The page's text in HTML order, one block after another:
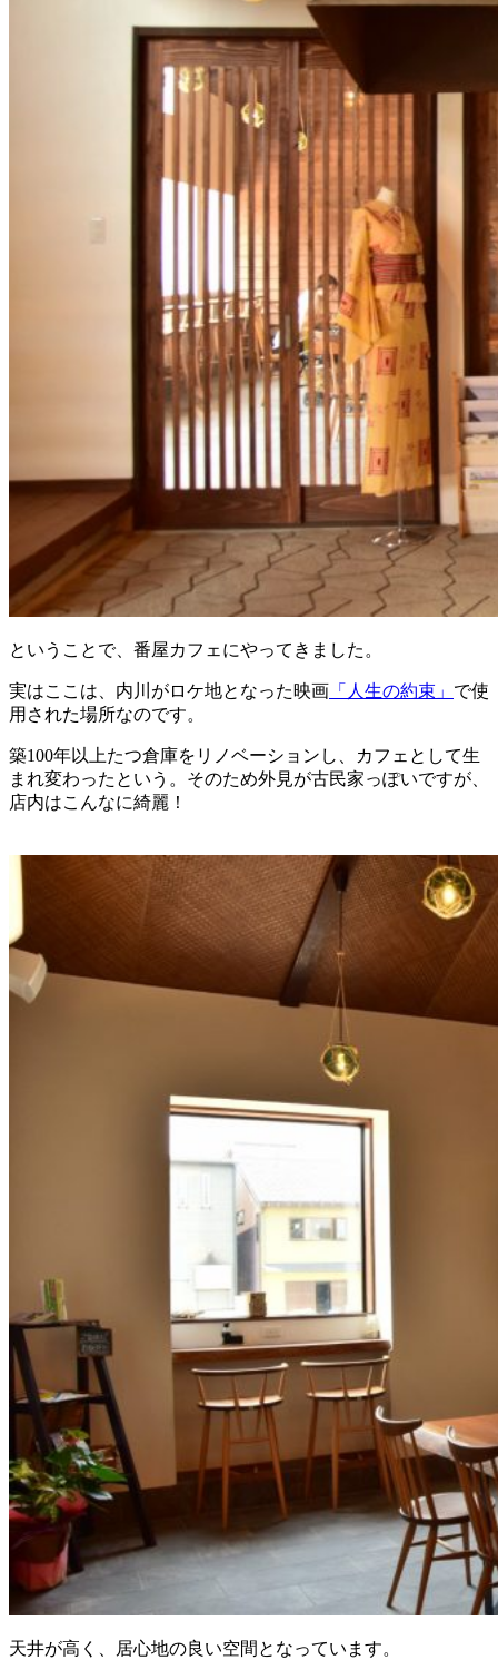
ということで、番屋カフェにやってきました。
実はここは、内川がロケ地となった映画 「人生の約束」 で使
用された場所なのです。
築100年以上たつ倉庫をリノベーションし、カフェとして生
まれ変わったという。そのため外見が古民家っぽいですが、
店内はこんなに綺麗！
天井が高く、居心地の良い空間となっています。